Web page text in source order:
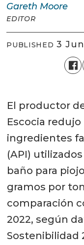
Gareth Moore
EDITOR
PUBLISHED 3
El productor
Escocia
ingredientes
(API)
baño para
gramos por
comparación
2022, según
Sostenibilidad